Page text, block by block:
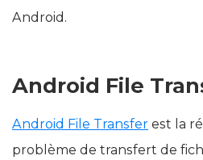
Android.
Android File
Android File Transfer est la
problème de transfert de